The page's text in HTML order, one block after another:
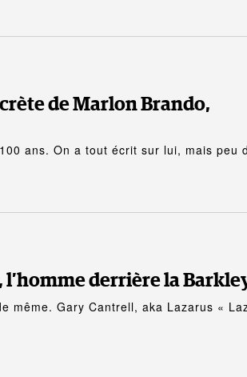
de Marlon Brando,
ans. On a tout écrit sur lui, mais peu
derrière la
même. Gary Cantrell, aka Lazarus «